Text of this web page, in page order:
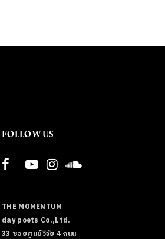
FOLLOW US
THE MOMENTUM
day poets Co.,Ltd.
33 ซอยศูนย์วิจัย 4 ถนน